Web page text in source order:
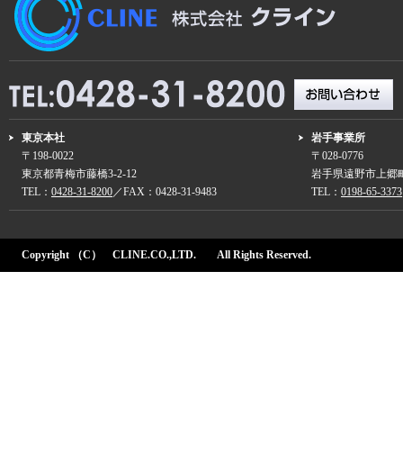
東京本社
〒198-0022
東京都青梅市藤橋3-2-12
TEL： 0428-31-8200／FAX：0428-31-9483
岩手事業所
〒028-0776
岩手県遠野市上郷
TEL： 0198-65-3373
Copyright （C） CLINE.CO.,LTD. All Rights Reserved.